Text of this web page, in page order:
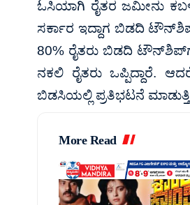
ಓಸಿಯಾಗಿ ರೈತರ ಜಮೀನು
ಸರ್ಕಾರ ಇದ್ದಾಗ ಬಿಡದಿ
80% ರೈತರು ಬಿಡದಿ ಟೌನ್‌ಶಿಪ್‌ಗೆ
ನಕಲಿ ರೈತರು ಒಪ್ಪಿದ್ದಾರೆ.
ಬಿಡಸಿಯಲ್ಲಿ ಪ್ರತಿಭಟನೆ
More Read